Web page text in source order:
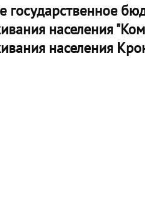
государственное
населения
населения